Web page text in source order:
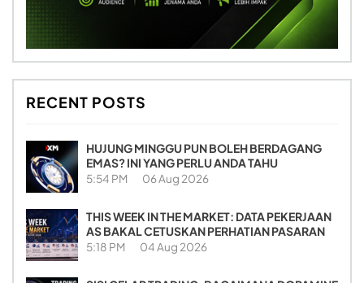
RECENT POSTS
HUJUNG MINGGU PUN BOLEH BERDAGANG
EMAS? INI YANG PERLU ANDA TAHU
5:54 PM 06 Aug 2026
THIS WEEK IN THE MARKET: DATA PEKERJAAN
AS BAKAL CETUSKAN PERHATIAN PASARAN
5:18 PM 04 Aug 2026